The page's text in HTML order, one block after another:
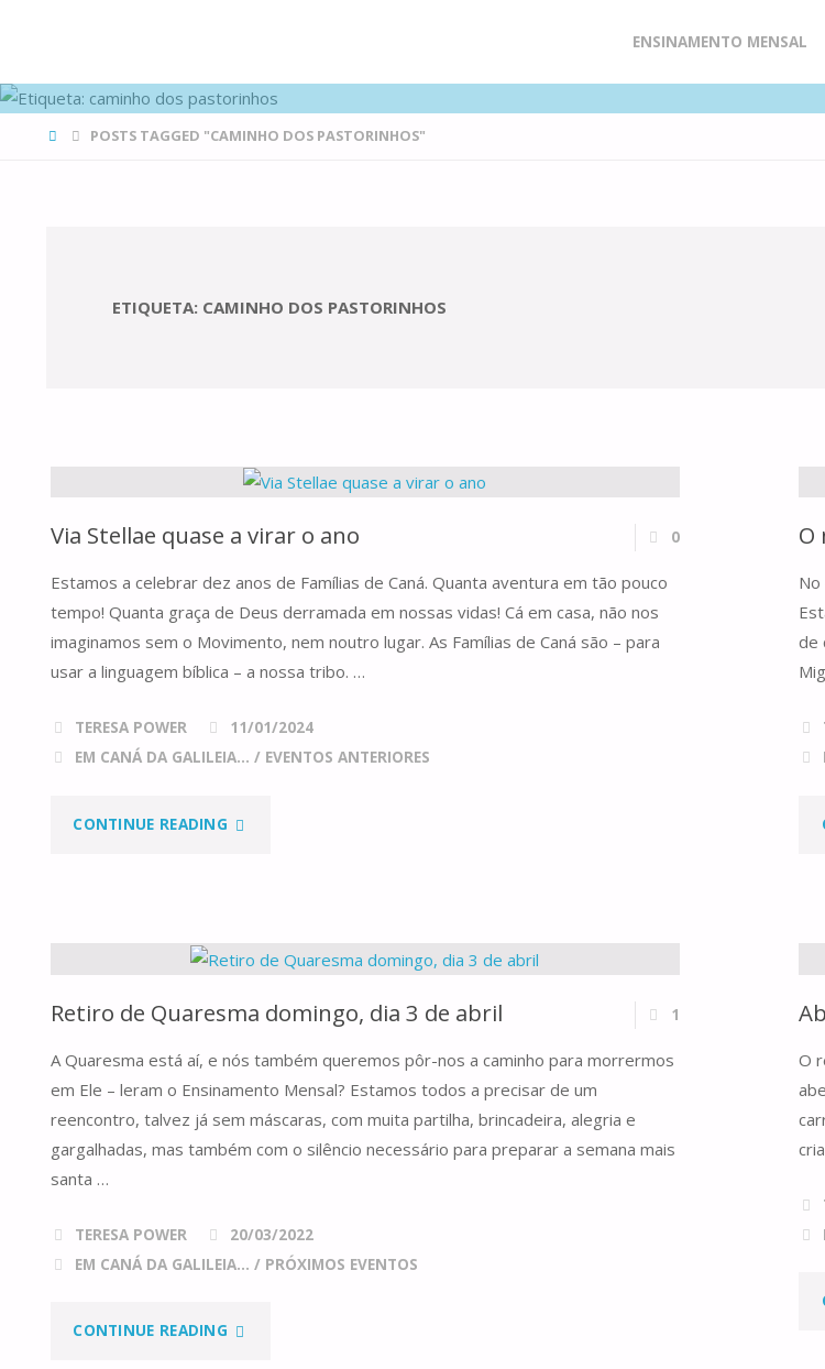
to
ENSINAMENTO MENSAL
HOMEPOSTS TAGGED "CAMINHO DOS PASTORINHOS"
ETIQUETA: CAMINHO DOS PASTORINHOS
Via Stellae quase a virar o ano 0
Estamos a celebrar dez anos de Famílias de Caná. Quanta aventura em tão pouco
tempo! Quanta graça de Deus derramada em nossas vidas! Cá em casa, não nos
imaginamos sem o Movimento, nem noutro lugar. As Famílias de Caná são – para
usar a linguagem bíblica – a nossa tribo. …
TERESA POWER
11/01/2024
EM CANÁ DA GALILEIA... / EVENTOS ANTERIORES
CONTINUE READING "VIA
A
VIRAR
O
ANO"
O
de
Retiro de Quaresma domingo, dia 3 de abril 1
A Quaresma está aí, e nós também queremos pôr-nos a caminho para morrermos
em Ele – leram o Ensinamento Mensal? Estamos todos a precisar de um
reencontro, talvez já sem máscaras, com muita partilha, brincadeira, alegria e
gargalhadas, mas também com o silêncio necessário para preparar a semana mais
santa …
TERESA POWER
20/03/2022
EM CANÁ DA GALILEIA... / PRÓXIMOS EVENTOS
CONTINUE READING "RETIRO
O